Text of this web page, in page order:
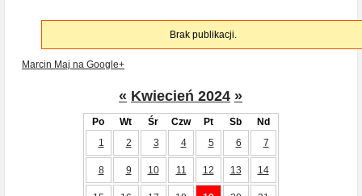
Brak publikacji.
Marcin Maj na Google+
« Kwiecień 2024 »
Po Wt Śr Czw Pt Sb
Nd
1
2 3 4 5 6 7
8 9 10 11 12 13 14